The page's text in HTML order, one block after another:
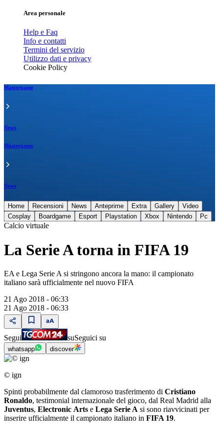
Area personale
Help e Faq
Info e contatti
Termini del servizio
Utilizzo dati e privacy
Cookie Policy
Mastergame
News
Mastergame
News
Home Recensioni News Anteprime Extra Gallery
Video
Cosplay
Boardgame Esport Playstation Xbox Nintendo Pc
Calcio virtuale
La Serie A torna in FIFA 19
EA e Lega Serie A si stringono ancora la mano: il campionato
italiano sarà ufficialmente nel nuovo FIFA
21 Ago 2018 - 06:33
21 Ago 2018 - 06:33
Segui suSeguici su
whatsapp discover
© ign
Spinti probabilmente dal clamoroso trasferimento di Cristiano
Ronaldo, testimonial internazionale del gioco, dal Real Madrid alla
Juventus, Electronic Arts e Lega Serie A si sono riavvicinati per
inserire ufficialmente il campionato italiano in FIFA 19.